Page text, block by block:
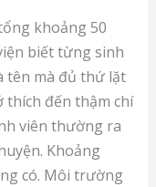
khoảng 50
biết từng sinh
tên mà đủ thứ lặt
thích đến thậm chí
viên thường ra
Khoảng
có. Môi trường